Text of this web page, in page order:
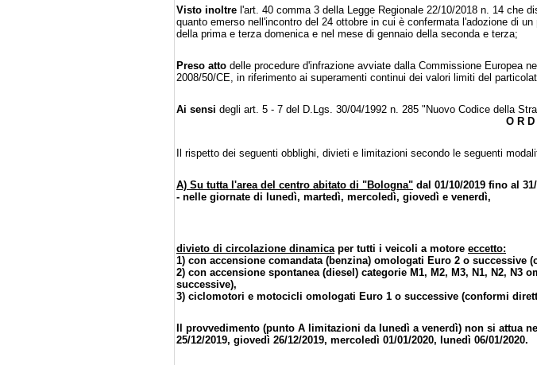
Visto inoltre l'art. 40 comma 3 della Legge Regionale 22/10/2018 n. 14 che
quanto emerso nell'incontro del 24 ottobre in cui è confermata l'adozione di
della prima e terza domenica e nel mese di gennaio della seconda e terza;
Preso atto delle procedure d'infrazione avviate dalla Commissione Europea
2008/50/CE, in riferimento ai superamenti continui dei valori limiti del
Ai sensi degli art. 5 - 7 del D.Lgs. 30/04/1992 n. 285 "Nuovo Codice della
O R
Il rispetto dei seguenti obblighi, divieti e limitazioni secondo le seguenti
A) Su tutta l'area del centro abitato di "Bologna" dal 01/10/2019 fino al
- nelle giornate di lunedì, martedì, mercoledì, giovedì e venerdì,
divieto di circolazione dinamicaper tutti i veicoli a motore eccetto:
1) con accensione comandata (benzina) omologati Euro 2 o successive
2) con accensione spontanea (diesel) categorie M1, M2, M3, N1, N2,
successive),
3) ciclomotori e motocicli omologati Euro 1 o successive (conformi
Il provvedimento (punto A limitazioni da lunedì a venerdì) non si attua
25/12/2019, giovedì 26/12/2019, mercoledì 01/01/2020, lunedì 06/01/2020.